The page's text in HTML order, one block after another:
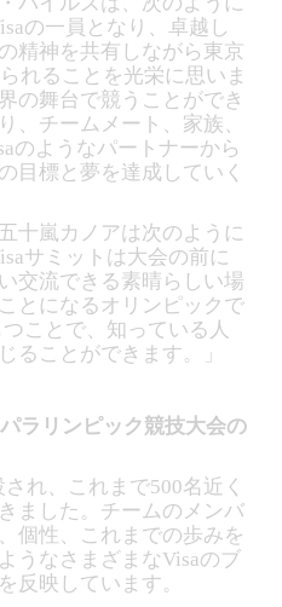
の一員となり、卓越し
精神を共有しながら東京
れることを光栄に思いま
の舞台で競うことができ
、チームメート、家族、
のようなパートナーから
目標と夢を達成していく
十嵐カノアは次のように
サミットは大会の前に
交流できる素晴らしい場
とになるオリンピックで
ことで、知っている人
ることができます。」
ラリンピック競技大会の
れ、これまで500名近く
ました。チームのメンバ
個性、これまでの歩みを
うなさまざまなVisaのブ
反映しています。